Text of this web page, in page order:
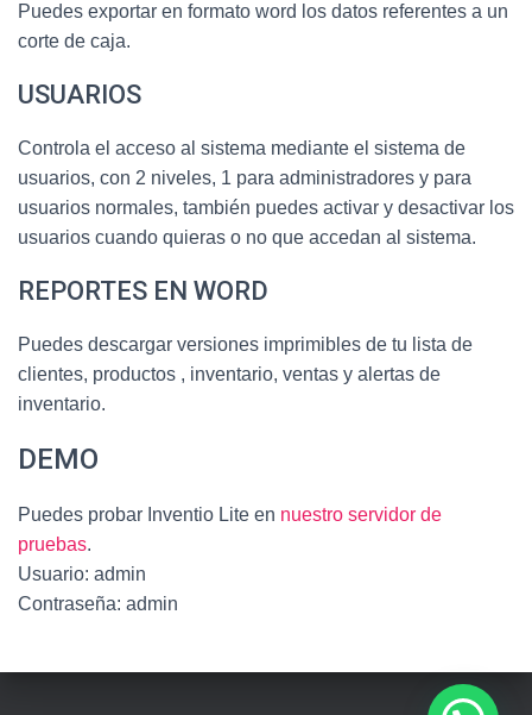
Puedes exportar en formato word los datos referentes a un
corte de caja.
USUARIOS
Controla el acceso al sistema mediante el sistema de
usuarios, con 2 niveles, 1 para administradores y para
usuarios normales, también puedes activar y desactivar los
usuarios cuando quieras o no que accedan al sistema.
REPORTES EN WORD
Puedes descargar versiones imprimibles de tu lista de
clientes, productos , inventario, ventas y alertas de
inventario.
DEMO
Puedes probar Inventio Lite en nuestro servidor de
pruebas.
Usuario: admin
Contraseña: admin